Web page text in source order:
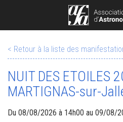
< Retour à la liste des
NUIT DES ETOILES
MARTIGNAS-sur-
Du 08/08/2026 à 14h00 au 09/08/